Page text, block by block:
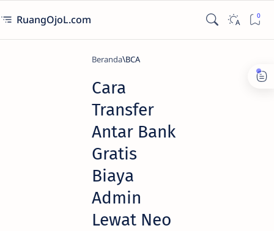
RuangOjoL.com
Beranda BCA
Cara
Transfer
Antar Bank
Gratis
Biaya
Admin
Lewat Neo